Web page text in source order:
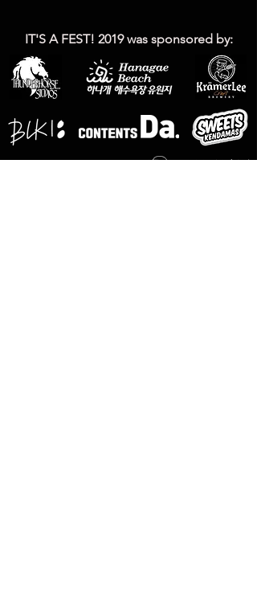
IT'S A FEST! 2019 wassponsored by: